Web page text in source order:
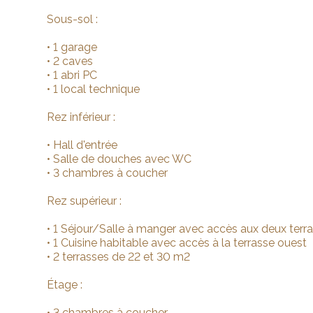
Sous-sol :
• 1 garage
• 2 caves
• 1 abri PC
• 1 local technique
Rez inférieur :
• Hall d'entrée
• Salle de douches avec WC
• 3 chambres à coucher
Rez supérieur :
• 1 Séjour/Salle à manger avec accès aux deux
• 1 Cuisine habitable avec accès à la terrasse ouest
• 2 terrasses de 22 et 30 m2
Étage :